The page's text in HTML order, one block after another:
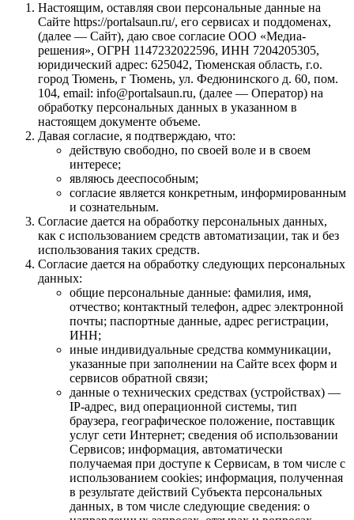
Настоящим, оставляя свои персональные данные на
Сайте https://portalsaun.ru/, его сервисах и поддоменах,
(далее — Сайт), даю свое согласие ООО «Медиа-
решения», ОГРН 1147232022596, ИНН 7204205305,
юридический адрес: 625042, Тюменская область, г.о.
город Тюмень, г Тюмень, ул. Федюнинского д. 60, пом.
104, email: info@portalsaun.ru, (далее — Оператор) на
обработку персональных данных в указанном в
настоящем документе объеме.
Давая согласие, я подтверждаю, что:
действую свободно, по своей воле и в своем
интересе;
являюсь дееспособным;
согласие является конкретным, информированным
и сознательным.
Согласие дается на обработку персональных данных,
как с использованием средств автоматизации, так и без
использования таких средств.
Согласие дается на обработку следующих персональных
данных:
общие персональные данные: фамилия, имя,
отчество; контактный телефон, адрес электронной
почты; паспортные данные, адрес регистрации,
ИНН;
иные индивидуальные средства коммуникации,
указанные при заполнении на Сайте всех форм и
сервисов обратной связи;
данные о технических средствах (устройствах) —
IP-адрес, вид операционной системы, тип
браузера, географическое положение, поставщик
услуг сети Интернет; сведения об использовании
Сервисов; информация, автоматически
получаемая при доступе к Сервисам, в том числе с
использованием cookies; информация, полученная
в результате действий Субъекта персональных
данных, в том числе следующие сведения: о